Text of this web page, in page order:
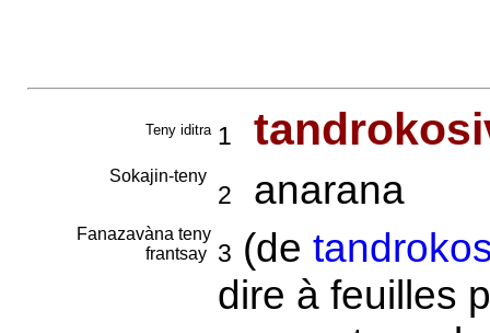
Teny iditra 1
Sokajin-teny
2 anarana
Fanazavàna teny
frantsay
3 (de
dire à feuilles